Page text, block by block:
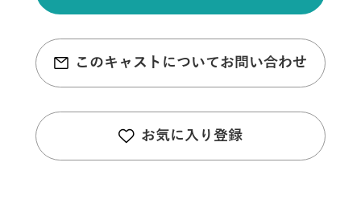
このキャストについてお問い合わせ
お気に入り登録